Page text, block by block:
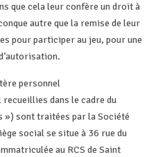
que cela leur confère un droit à
autre que la remise de leur
pour participer au jeu, pour une
personnel
dans le cadre du
») sont traitées par la Société
social se situe à 36 rue du
au RCS de Saint